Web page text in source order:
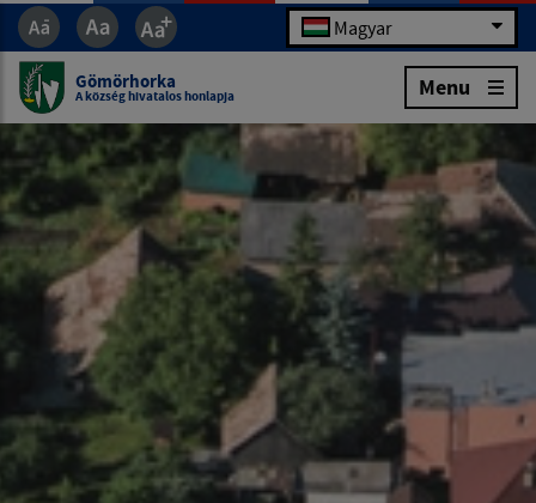
Magyar
Gömörhorka
A község hivatalos honlapja Menu